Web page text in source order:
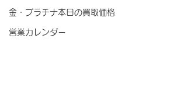
金・プラチナ本日の買取価格
営業カレンダー